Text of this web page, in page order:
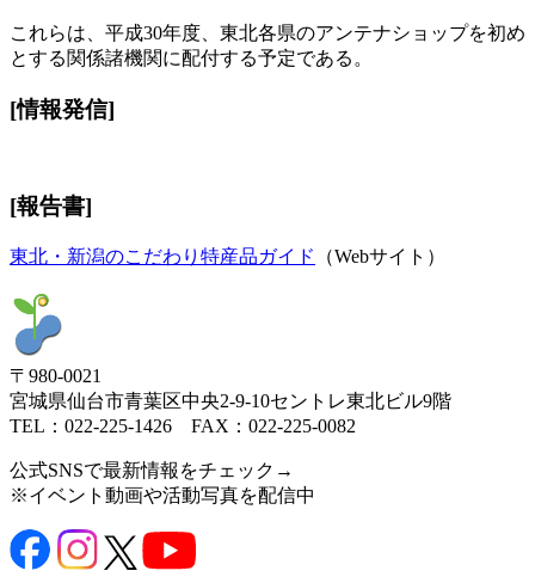
これらは、平成30年度、東北各県のアンテナショップを初め
とする関係諸機関に配付する予定である。
[情報発信]
[報告書]
東北・新潟のこだわり特産品ガイド （Webサイト）
〒980-0021
宮城県仙台市青葉区中央2-9-10セントレ東北ビル9階
TEL：022-225-1426 FAX：022-225-0082
公式SNSで最新情報をチェック→
※イベント動画や活動写真を配信中